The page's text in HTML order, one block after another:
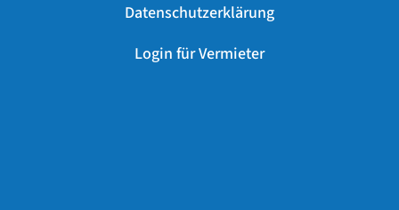
Datenschutzerklärung
Login für Vermieter